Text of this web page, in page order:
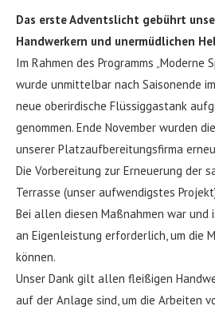
Das erste Adventslicht gebührt
Handwerkern und unermüdlichen
Im Rahmen des Programms „Moderne
wurde unmittelbar nach Saisonende
neue oberirdische Flüssiggastank
genommen. Ende November wurden
unserer Platzaufbereitungsfirma
Die Vorbereitung zur Erneuerung der
Terrasse (unser aufwendigstes
Bei allen diesen Maßnahmen war
an Eigenleistung erforderlich, um die
können.
Unser Dank gilt allen fleißigen
auf der Anlage sind, um die Arbeiten